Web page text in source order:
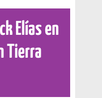
Elías en
Tierra